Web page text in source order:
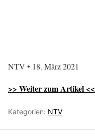
NTV • 18. März 2021
>> Weiter zum Artikel <<
Kategorien: NTV